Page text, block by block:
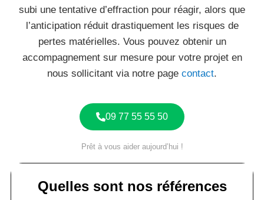
subi une tentative d’effraction pour réagir, alors que
l’anticipation réduit drastiquement les risques de
pertes matérielles. Vous pouvez obtenir un
accompagnement sur mesure pour votre projet en
nous sollicitant via notre page contact.
09 77 55 55 50
Prêt à vous aider aujourd’hui !
Quelles sont nos références